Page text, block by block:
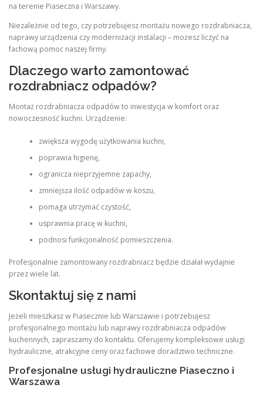
na terenie Piaseczna i Warszawy.
Niezależnie od tego, czy potrzebujesz montażu nowego rozdrabniacza,
naprawy urządzenia czy modernizacji instalacji – możesz liczyć na
fachową pomoc naszej firmy.
Dlaczego warto zamontować
rozdrabniacz odpadów?
Montaż rozdrabniacza odpadów to inwestycja w komfort oraz
nowoczesność kuchni. Urządzenie:
zwiększa wygodę użytkowania kuchni,
poprawia higienę,
ogranicza nieprzyjemne zapachy,
zmniejsza ilość odpadów w koszu,
pomaga utrzymać czystość,
usprawnia pracę w kuchni,
podnosi funkcjonalność pomieszczenia.
Profesjonalnie zamontowany rozdrabniacz będzie działał wydajnie
przez wiele lat.
Skontaktuj się z nami
Jeżeli mieszkasz w Piasecznie lub Warszawie i potrzebujesz
profesjonalnego montażu lub naprawy rozdrabniacza odpadów
kuchennych, zapraszamy do kontaktu. Oferujemy kompleksowe usługi
hydrauliczne, atrakcyjne ceny oraz fachowe doradztwo techniczne.
Profesjonalne usługi hydrauliczne Piaseczno i
Warszawa